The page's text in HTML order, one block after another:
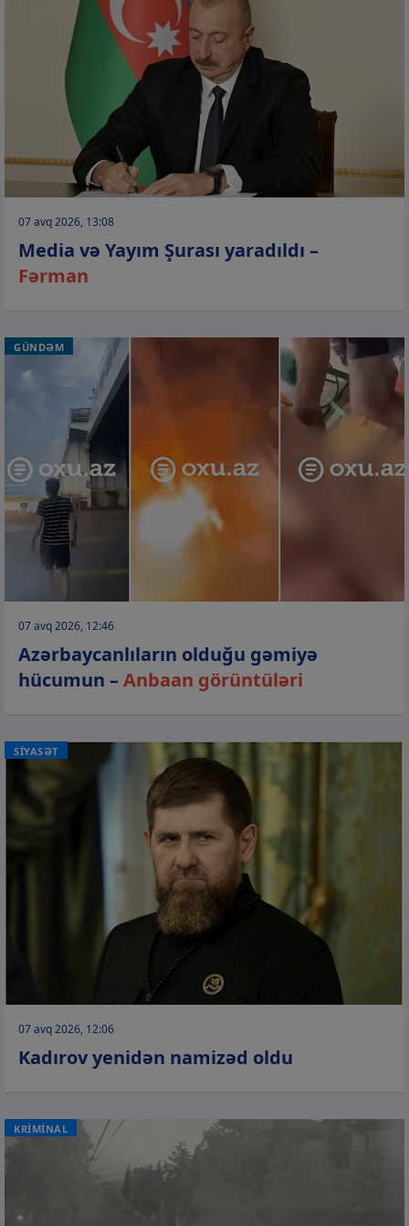
07 avq 2026, 13:08
Media və Yayım Şurası yaradıldı –
Fərman
GÜNDƏM
07 avq 2026, 12:46
Azərbaycanlıların olduğu gəmiyə
hücumun –Anbaan görüntüləri
SİYASƏT
07 avq 2026, 12:06
Kadırov yenidən namizəd oldu
KRİMİNAL